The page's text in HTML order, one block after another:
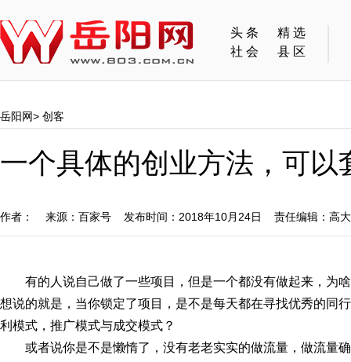
头条
精选
社会
县区
岳阳网> 创客
一个具体的创业方法，可
作者： 来源：百家号 发布时间：2018年10月24日 责任编辑：高
有的人说自己做了一些项目，但是一个都没有做起来，为
想说的就是，当你锁定了项目，是不是每天都在寻找优秀的同
利模式，推广模式与成交模式？
或者说你是不是懒惰了，没有老老实实的做流量，做流量